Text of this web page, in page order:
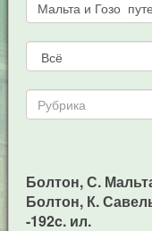
Болтон, С.
Болтон, К.
-192c. ил.